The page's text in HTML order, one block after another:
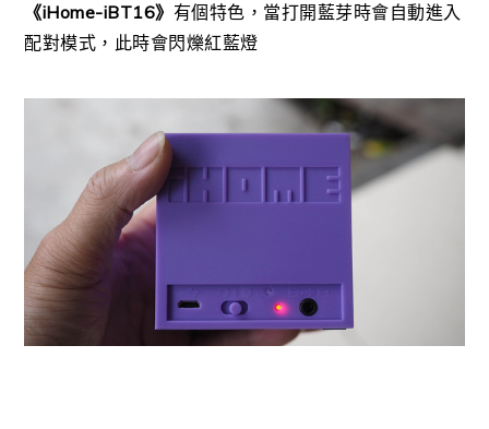
《iHome-iBT16》 有個特色，當打開藍芽時會自動進入
配對模式，此時會閃爍紅藍燈